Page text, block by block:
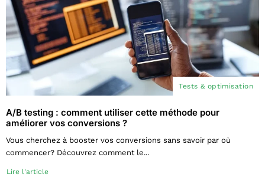
Tests & optimisation
A/B testing : comment utiliser cette méthode pour
améliorer vos conversions ?
Vous cherchez à booster vos conversions sans savoir par où
commencer? Découvrez comment le...
Lire l'article